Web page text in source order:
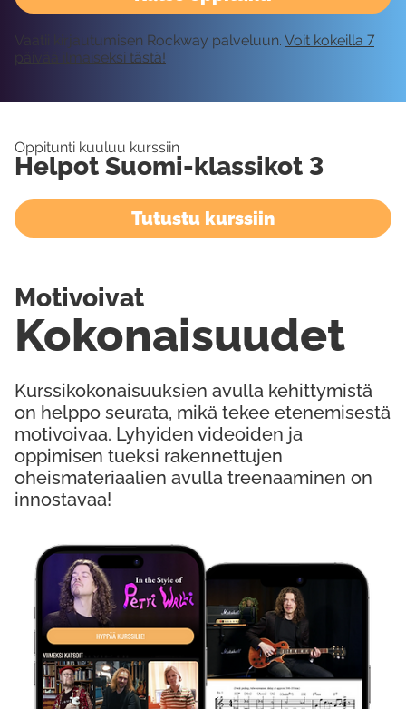
Kokeile Ilmaiseksi
Vaatii kirjautumisen Rockway palveluun. Voit kokeilla 7
päivää ilmaiseksi tästä!
Oppitunti kuuluu kurssiin
Helpot Suomi-klassikot 3
Tutustu kurssiin
Kurssikokonaisuuksien avulla kehittymistä
on helppo seurata, mikä tekee etenemisestä
motivoivaa. Lyhyiden videoiden ja
oppimisen tueksi rakennettujen
oheismateriaalien avulla treenaaminen on
innostavaa!
Kokonaisuudet
Motivoivat